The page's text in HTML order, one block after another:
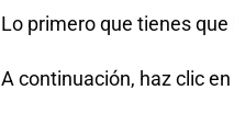
Lo primero que tienes
A continuación, haz clic